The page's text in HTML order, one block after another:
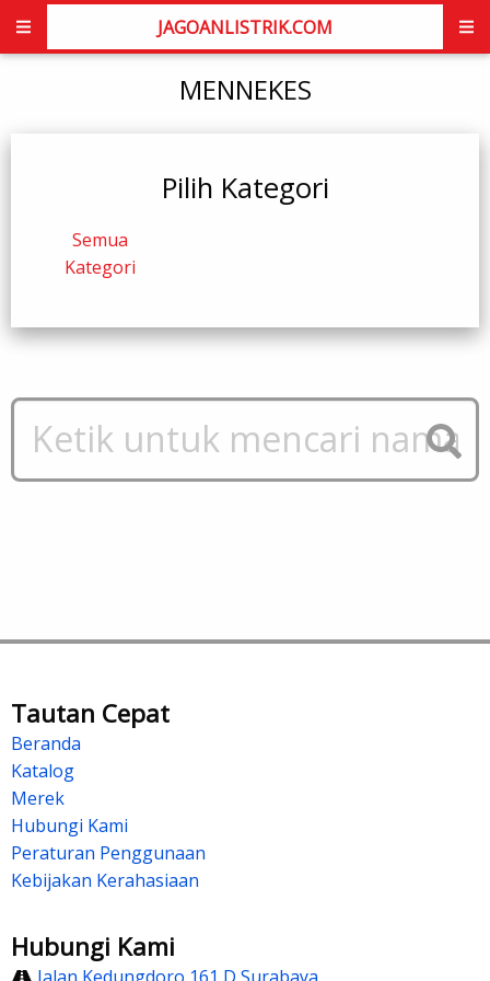
JAGOANLISTRIK.COM
MENNEKES
Pilih Kategori
Semua
Kategori
Tautan Cepat
Beranda
Katalog
Merek
Hubungi Kami
Peraturan Penggunaan
Kebijakan Kerahasiaan
Hubungi Kami